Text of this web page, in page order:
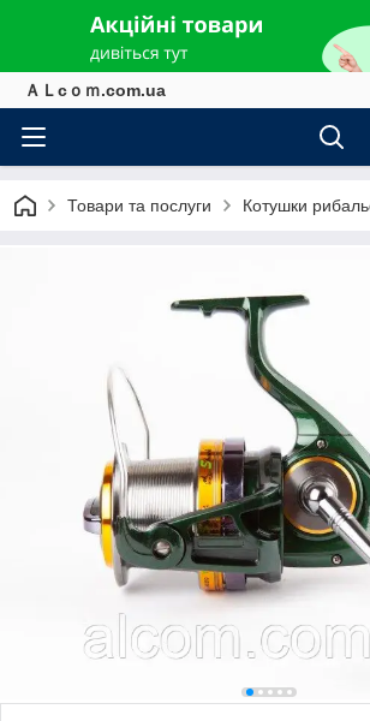
ＡＬcｏｍ.com.ua
Товари та послуги Котушки